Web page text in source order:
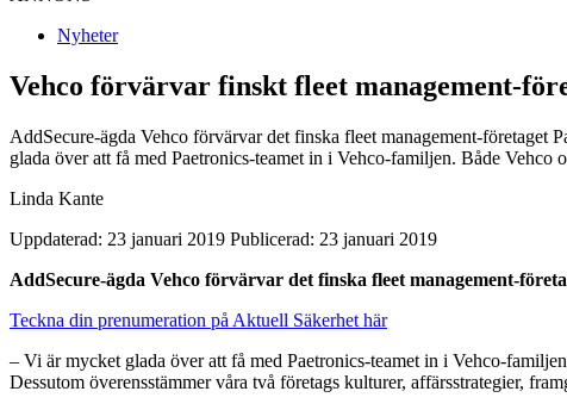
Nyheter
Vehco förvärvar finskt fleet management-
AddSecure-ägda Vehco förvärvar det finska fleet management-
glada över att få med Paetronics-teamet in i Vehco-familjen. Både
Linda Kante
Uppdaterad: 23 januari 2019 Publicerad: 23 januari 2019
AddSecure-ägda Vehco förvärvar det finska fleet management-
Teckna din prenumeration på Aktuell Säkerhet här
– Vi är mycket glada över att få med Paetronics-teamet in i Vehco-
Dessutom överensstämmer våra två företags kulturer, affärsstrategier,